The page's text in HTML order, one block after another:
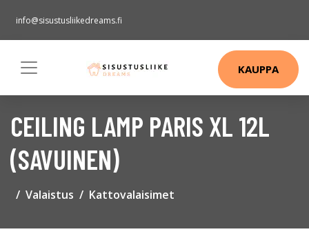
info@sisustusliikedreams.fi
KAUPPA
CEILING LAMP PARIS XL 12L
(SAVUINEN)
Valaistus Kattovalaisimet